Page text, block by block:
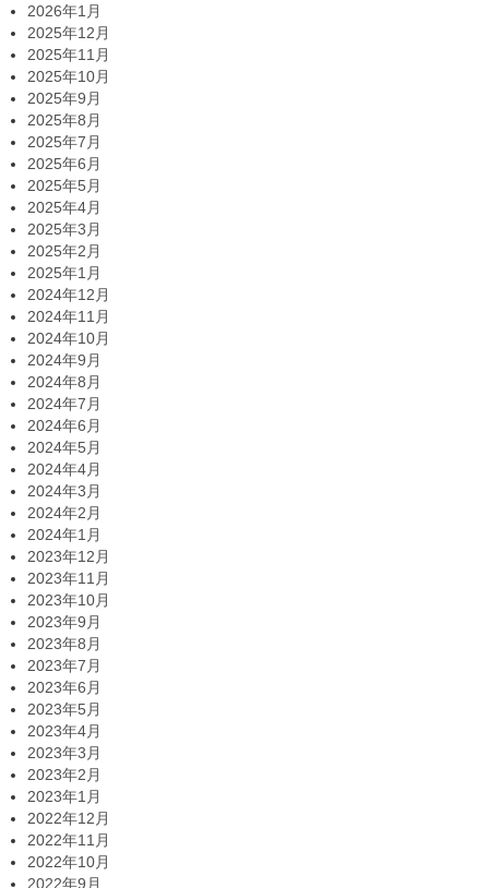
2026年1月
2025年12月
2025年11月
2025年10月
2025年9月
2025年8月
2025年7月
2025年6月
2025年5月
2025年4月
2025年3月
2025年2月
2025年1月
2024年12月
2024年11月
2024年10月
2024年9月
2024年8月
2024年7月
2024年6月
2024年5月
2024年4月
2024年3月
2024年2月
2024年1月
2023年12月
2023年11月
2023年10月
2023年9月
2023年8月
2023年7月
2023年6月
2023年5月
2023年4月
2023年3月
2023年2月
2023年1月
2022年12月
2022年11月
2022年10月
2022年9月